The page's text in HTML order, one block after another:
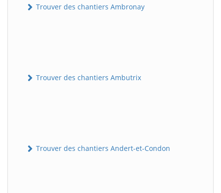
Trouver des chantiers Ambronay
Trouver des chantiers Ambutrix
Trouver des chantiers Andert-et-Condon